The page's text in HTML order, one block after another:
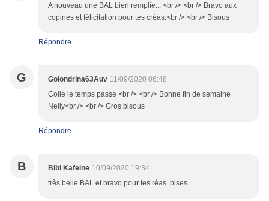
A nouveau une BAL bien remplie... <br /> <br /> Bravo aux
copines et félicitation pour tes créas.<br /> <br /> Bisous
Répondre
G Golondrina63Auv 11/09/2020 06:48
Colle le temps passe <br /> <br /> Bonne fin de semaine
Nelly<br /> <br /> Gros bisous
Répondre
B Bibi Kafeine 10/09/2020 19:34
très belle BAL et bravo pour tes réas. bises